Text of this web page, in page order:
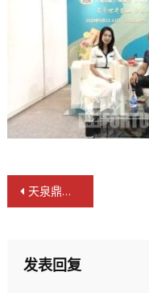
文
章
航
天泉鼎丰九连千年泉荣获深圳绿博会指定用水品牌
发表回复